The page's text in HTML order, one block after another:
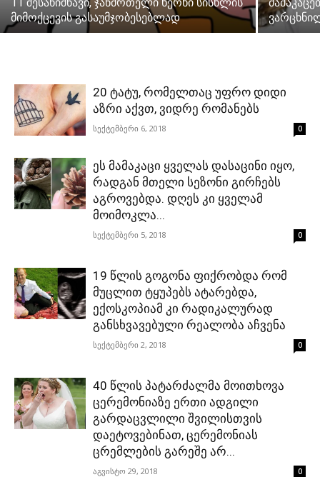
მიმოქცევის გასაუმჯობესებლად
20 ტატუ, რომელთაც უფრო დიდი
აზრი აქვთ, ვიდრე რომანებს
სექტემბერი 6, 2018 0
ეს მამაკაცი ყველას დასაცინი იყო,
რადგან მთელი სეზონი გირჩებს
აგროვებდა. დღეს კი ყველამ
მოიმოკლა...
სექტემბერი 5, 2018 0
19 წლის გოგონა ფიქრობდა რომ
მუცლით ტყუპებს ატარებდა,
ექოსკოპიამ კი რადიკალურად
განსხვავებული რეალობა აჩვენა
სექტემბერი 2, 2018 0
40 წლის პატარძალმა მოითხოვა
ცერემონიაზე ერთი ადგილი
გარდაცვლილი შვილისთვის
დაეტოვებინათ, ცერემონიას
ცრემლების გარეშე არ...
აგვისტო 29, 2018 0